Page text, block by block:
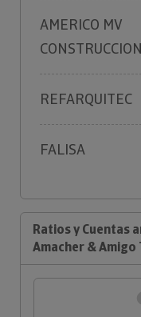
AMERICO MV
REFARQUITEC
FALISA
Ratios y Cuentas
Amacher & Amigo